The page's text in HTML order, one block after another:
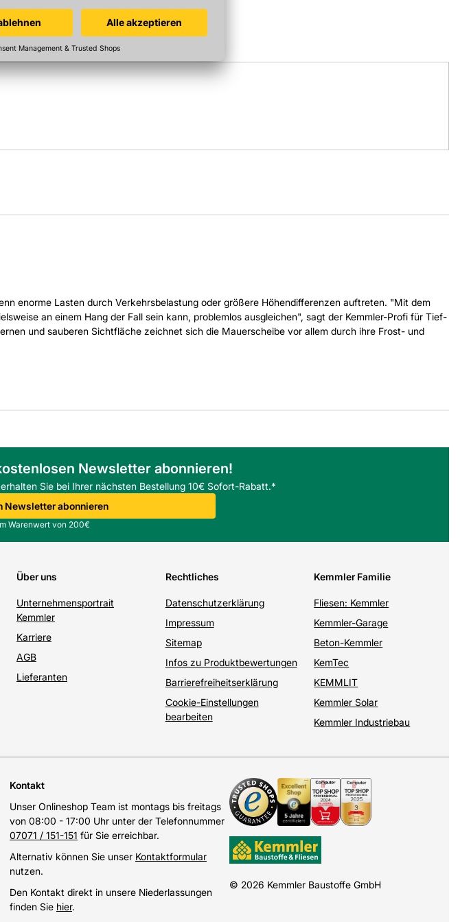
enorme Lasten durch Verkehrsbelastung oder größere Höhendifferenzen auftreten. "Mit dem
an einem Hang der Fall sein kann, problemlos ausgleichen", sagt der Kemmler-Profi für Tief-
und sauberen Sichtfläche zeichnet sich die Mauerscheibe vor allem durch ihre Frost- und
Newsletter abonnieren!
Sie bei Ihrer nächsten Bestellung 10€ Sofort-Rabatt.*
Newsletter abonnieren
Warenwert von 200€
Über uns
Unternehmensportrait
Kemmler
Karriere
AGB
Lieferanten
Rechtliches
Datenschutzerklärung
Impressum
Sitemap
Infos zu Produktbewertungen
Barrierefreiheitserklärung
Cookie-Einstellungen
bearbeiten
Kemmler Familie
Fliesen: Kemmler
Kemmler-Garage
Beton-Kemmler
KemTec
KEMMLIT
Kemmler Solar
Kemmler Industriebau
Kontakt
Unser Onlineshop Team ist montags bis freitags
von 08:00 - 17:00 Uhr unter der Telefonnummer
07071 / 151-151 für Sie erreichbar.
Alternativ können Sie unser Kontaktformular
nutzen.
Den Kontakt direkt in unsere Niederlassungen
finden Sie hier.
© 2026 Kemmler Baustoffe GmbH